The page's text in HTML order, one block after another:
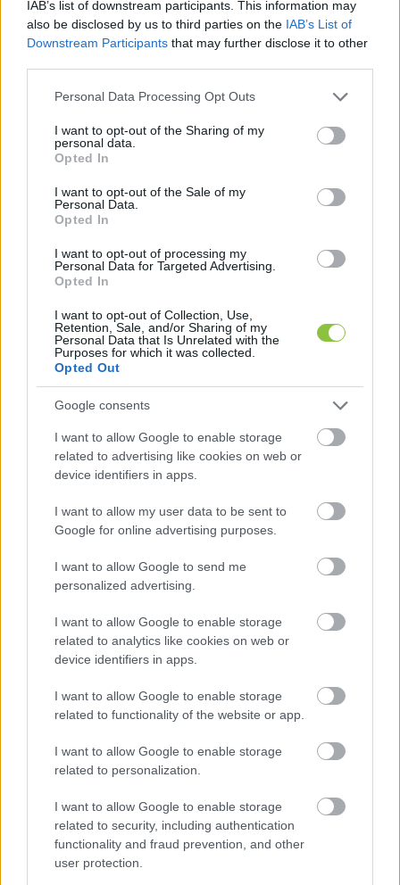
IAB’s list of downstream participants. This information may
also be disclosed by us to third parties on the IAB’s List of
Downstream Participants that may further disclose it to other
Please note that this website/app uses one or more Google
not limited to your visit or usage behaviour. You may click to
grant or deny consent to Google and its third-party tags to
use your data for below specified purposes in below Google
consent section.
Personal Data Processing Opt Outs
I want to opt-out of the Sharing of my
personal data.
Opted In
I want to opt-out of the Sale of my
Personal Data.
Opted In
I want to opt-out of processing my
Personal Data for Targeted Advertising.
Opted In
I want to opt-out of Collection, Use,
Retention, Sale, and/or Sharing of my
Personal Data that Is Unrelated with the
Purposes for which it was collected.
Opted Out
Google consents
I want to allow Google to enable storage
related to advertising like cookies on web or
device identifiers in apps.
I want to allow my user data to be sent to
Google for online advertising purposes.
I want to allow Google to send me
personalized advertising.
I want to allow Google to enable storage
related to analytics like cookies on web or
device identifiers in apps.
I want to allow Google to enable storage
related to functionality of the website or app.
I want to allow Google to enable storage
related to personalization.
I want to allow Google to enable storage
related to security, including authentication
functionality and fraud prevention, and other
user protection.
Mit látnak először azok, akik
tömegközlekedéssel érkeznek
Kecskemétre?
Jelenleg leginkább mobilvécéket, omladozó vasúti
épületeket, meghatározó helyi alakok tiszteletére állított,
elhanyagolt szobrokat, hajléktalanokat és
2025. 07. 04.
„Az emberek akkor fogják letenni az
látnak” – egy 18 éves srác
újragondolta Kecskemét közösségi
Korábban két cikkben is beszámoltunk róla, hogy
kecskeméti civilek gondolnák újra a város közösségi
közlekedését. Az ügy haladásáról, terveiről és